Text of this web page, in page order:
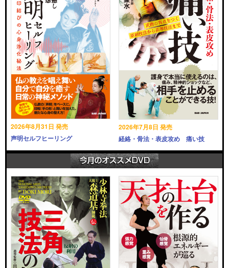
2026年8月31日 発売
声明セルフヒーリング
2026年7月8日 発売
経絡・骨法・表皮攻め 痛い技